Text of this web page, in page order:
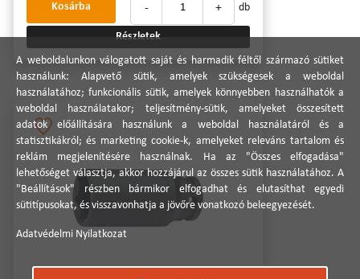
- + db
Kosárba
Részletek
A weboldalunkon válogatott saját és harmadik féltől származó sütiket
használunk: Alapvető sütik, amelyek szükségesek a weboldal
használatához; funkcionális sütik, amelyek könnyebben használhatók a
weboldal használatakor; teljesítmény-sütik, amelyeket összesített
adatok előállítására használunk a weboldal használatáról és a
statisztikákról; és marketing cookie-k, amelyeket releváns tartalom és
reklám megjelenítésére használnak. Ha az "Összes elfogadása"
lehetőséget választja, akkor hozzájárul az összes sütik használatához. A
"Beállítások" részben bármikor elfogadhat és elutasíthat egyedi
sütitípusokat, és visszavonhatja a jövőre vonatkozó beleegyezését.
Adatvédelmi Nyilatkozat